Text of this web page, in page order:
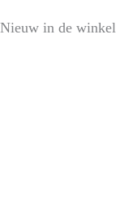
Nieuw in de winkel